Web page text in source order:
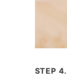
STEP 4.